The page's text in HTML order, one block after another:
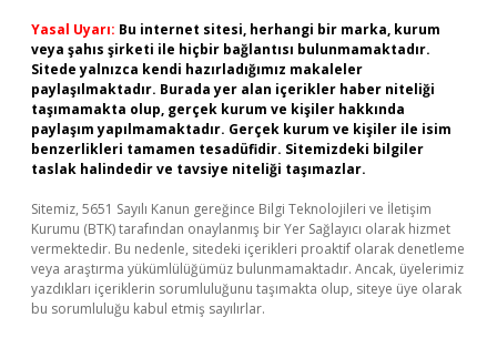
Yasal Uyarı: Bu internet sitesi, herhangi bir marka, kurum
veya şahıs şirketi ile hiçbir bağlantısı bulunmamaktadır.
Sitede yalnızca kendi hazırladığımız makaleler
paylaşılmaktadır. Burada yer alan içerikler haber niteliği
taşımamakta olup, gerçek kurum ve kişiler hakkında
paylaşım yapılmamaktadır. Gerçek kurum ve kişiler ile isim
benzerlikleri tamamen tesadüfidir. Sitemizdeki bilgiler
taslak halindedir ve tavsiye niteliği taşımazlar.
Sitemiz, 5651 Sayılı Kanun gereğince Bilgi Teknolojileri ve İletişim
Kurumu (BTK) tarafından onaylanmış bir Yer Sağlayıcı olarak hizmet
vermektedir. Bu nedenle, sitedeki içerikleri proaktif olarak denetleme
veya araştırma yükümlülüğümüz bulunmamaktadır. Ancak, üyelerimiz
yazdıkları içeriklerin sorumluluğunu taşımakta olup, siteye üye olarak
bu sorumluluğu kabul etmiş sayılırlar.